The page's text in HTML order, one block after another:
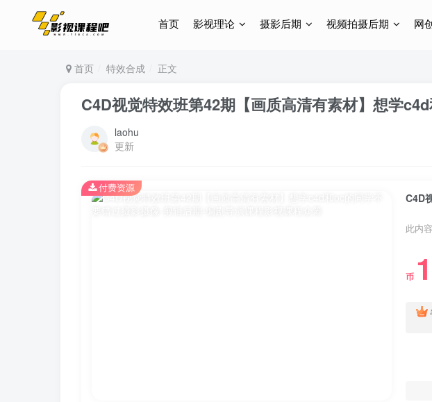
首页 影视理论 摄影后期 视频拍摄后期 网
首页 特效合成 正文
C4D视觉特效班第42期【画质高清有素材】想学
laohu
更新
C4D
此内
币
付费资源